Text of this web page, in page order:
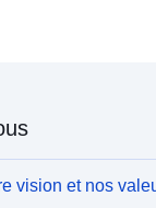
vision et nos